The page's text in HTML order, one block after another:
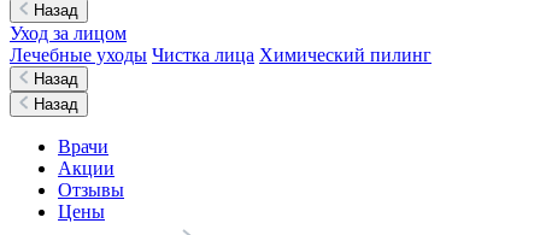
Назад
Уход за лицом
Лечебные уходы Чистка лица Химический пилинг
Назад
Назад
Врачи
Акции
Отзывы
Цены